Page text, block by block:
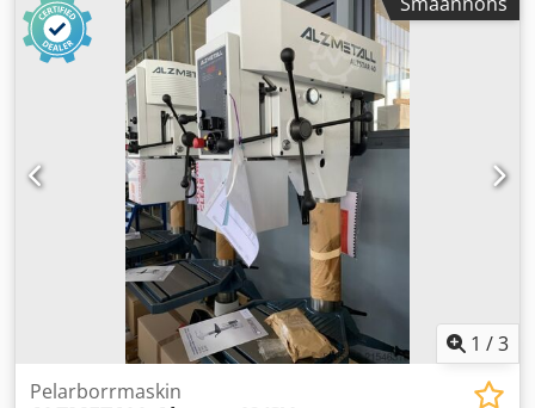
vänstergång - Motorskyddsbrytare - Steglös
varvtalsreglering Csdeyvvmxspfx Am Esrf - Digital
varvtalsindikator - Kapslingsklass IP 54 -
Nätanslutningskontakt (färdigmonterad) - Spindelskydd
med elektrisk spärr - Lackering: DD-struktur Signalvit RAL
9003, Pantone 7545c, svart Specialutrustning: Pos. 12 LED-
maskinlampa med radiellt justerbar ljusstråle, anslutning
230 V, kapslingsklass IP65 Pos. 25 Kylvätskeutrustning B,
bestående av: separat behållare (33 l), pump med
motorskydd, komplett armatur
1 /3
Pelarborrmaskin